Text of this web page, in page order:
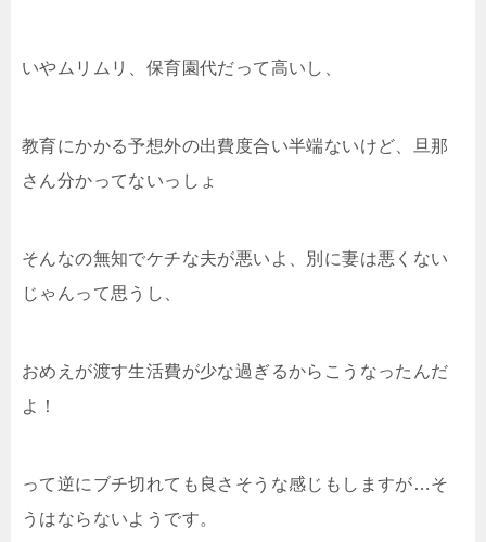
いやムリムリ、保育園代だって高いし、
教育にかかる予想外の出費度合い半端ないけど、旦那
さん分かってないっしょ
そんなの無知でケチな夫が悪いよ、別に妻は悪くない
じゃんって思うし、
おめえが渡す生活費が少な過ぎるからこうなったんだ
よ！
って逆にブチ切れても良さそうな感じもしますが…そ
うはならないようです。